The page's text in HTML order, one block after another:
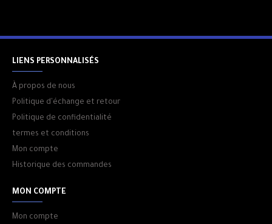
LIENS PERSONNALISÉS
À propos de nous
Politique d'échange et retour
Politique de confidentialité
termes et conditions
Mon compte
Historique des commandes
MON COMPTE
Mon compte